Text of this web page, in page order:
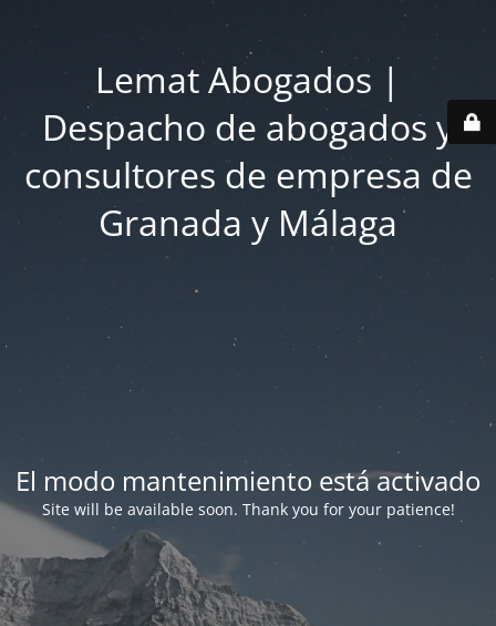
Lemat Abogados |
Despacho de abogados y
consultores de empresa de
Granada y Málaga
El modo mantenimiento está activado
Site will be available soon. Thank you for your patience!